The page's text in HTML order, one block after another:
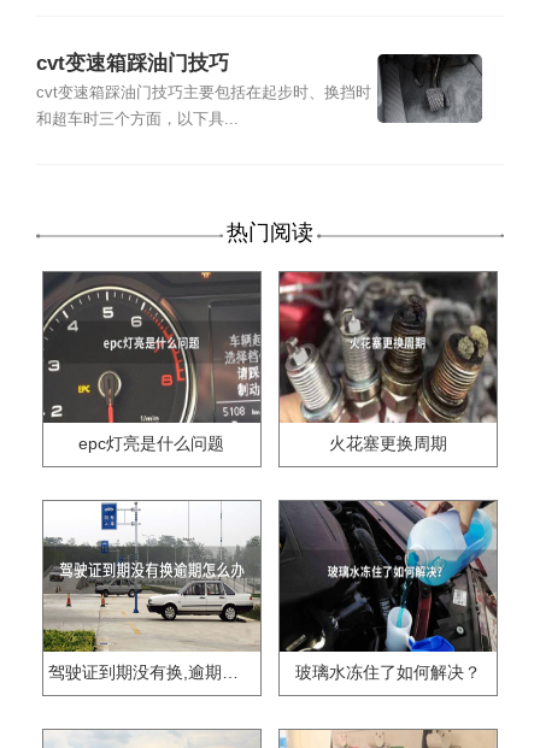
cvt变速箱踩油门技巧
cvt变速箱踩油门技巧主要包括在起步时、换挡时
和超车时三个方面，以下具...
热门阅读
epc灯亮是什么问题 火花塞更换周期
驾驶证到期没有换,逾期怎么办?? 玻璃水冻住了如何解决？